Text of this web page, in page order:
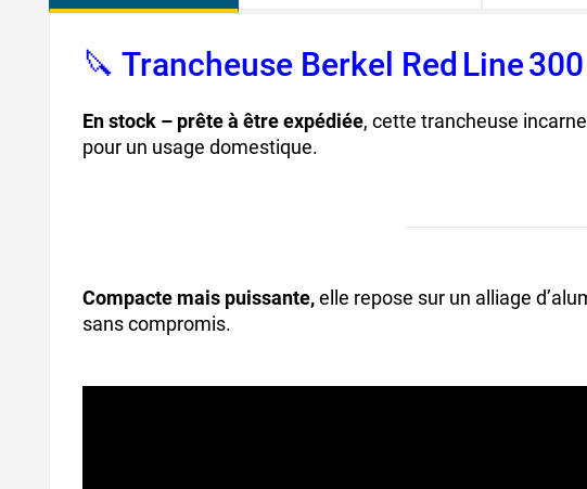
🔪 Trancheuse Berkel Red Line
En stock – prête à être expédiée, cette trancheuse
pour un usage domestique.
Compacte mais puissante,elle repose sur un alliage
sans compromis.